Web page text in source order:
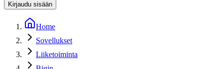
Kirjaudu sisään
Home
Sovellukset
Liiketoiminta